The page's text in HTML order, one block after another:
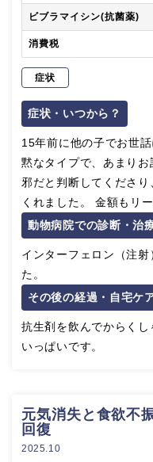
ビブラマイシン(抗菌薬)
消費税
症状
症状・いつから？
15年前に他の子でお世
黙なタイプで、あまり
邪だと判断してくださ
くれました。 金額もリ
動物病院での診断・治
インターフェロン（注
た。
その後の経過・自宅ケ
抗生剤を飲んでからく
いっぱいです。
元気消失と食欲不
回復
2025.10